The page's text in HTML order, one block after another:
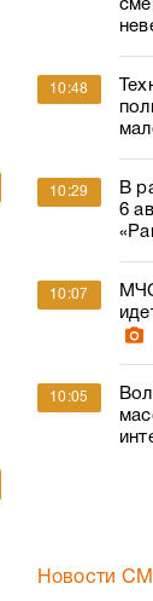
10:48
10:29
В
6
10:07
10:05
Новости